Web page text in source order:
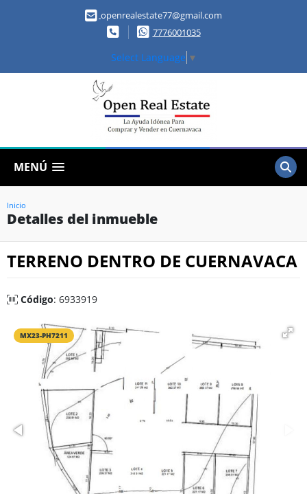
openrealestate77@gmail.com
7776001035
Select Language ▼
MENÚ
Inicio
Detalles del inmueble
TERRENO DENTRO DE CUERNAVACA
Código: 6933919
MX23-PH7211